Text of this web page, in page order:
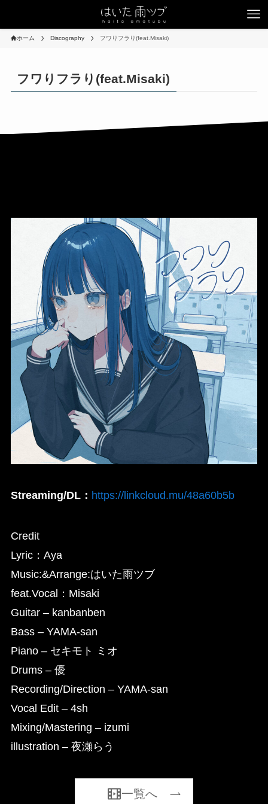
ホーム Discography フワりフラり(feat.Misaki)
フワりフラり(feat.Misaki)
Streaming/DL： https://linkcloud.mu/48a60b5b
Credit
Lyric：Aya
Music:&Arrange:はいた雨ツブ
feat.Vocal：Misaki
Guitar – kanbanben
Bass – YAMA-san
Piano – セキモト ミオ
Drums – 優
Recording/Direction – YAMA-san
Vocal Edit – 4sh
Mixing/Mastering – izumi
illustration – 夜瀬らう
一覧へ